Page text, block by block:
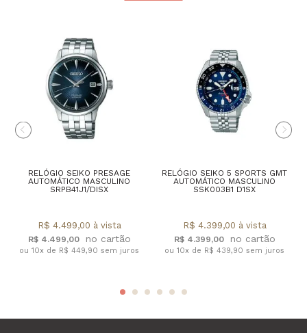
RELÓGIO SEIKO PRESAGE
AUTOMÁTICO MASCULINO
SRPB41J1/DISX
R$ 4.499,00
R$ 4.499,00 à vista
ou 10x de R$ 449,90 sem juros
RELÓGIO SEIKO 5 SPORTS GMT
AUTOMÁTICO MASCULINO
SSK003B1 D1SX
R$ 4.399,00
R$ 4.399,00 à vista
ou 10x de R$ 439,90 sem juros